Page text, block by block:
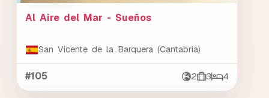
Al Aire del Mar - Sueños
San Vicente de la Barquera (Cantabria)
#105 2 3 4